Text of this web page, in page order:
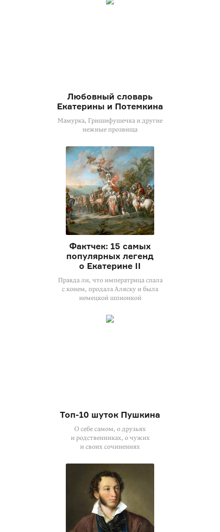
Любовный словарь
Екатерины и Потемкина
Мамурка, Гришифушечка и другие
нежные прозвища
Фактчек: 15 самых
популярных легенд
о Екатерине II
Правда ли, что императрица спала
с конем, продала Аляску и была
немецкой шпионкой
Топ-10 шуток Пушкина
О себе самом, о друзьях
и родственниках, о чужих
и своих сочинениях